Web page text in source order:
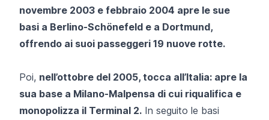
novembre 2003 e febbraio 2004 apre le sue
basi a Berlino-Schönefeld e a Dortmund,
offrendo ai suoi passeggeri 19 nuove rotte.
Poi, nell’ottobre del 2005, tocca all’Italia: apre la
sua base a Milano-Malpensa di cui riqualifica e
monopolizza il Terminal 2. In seguito le basi